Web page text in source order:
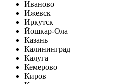
Иваново
Ижевск
Иркутск
Йошкар-Ола
Казань
Калининград
Калуга
Кемерово
Киров